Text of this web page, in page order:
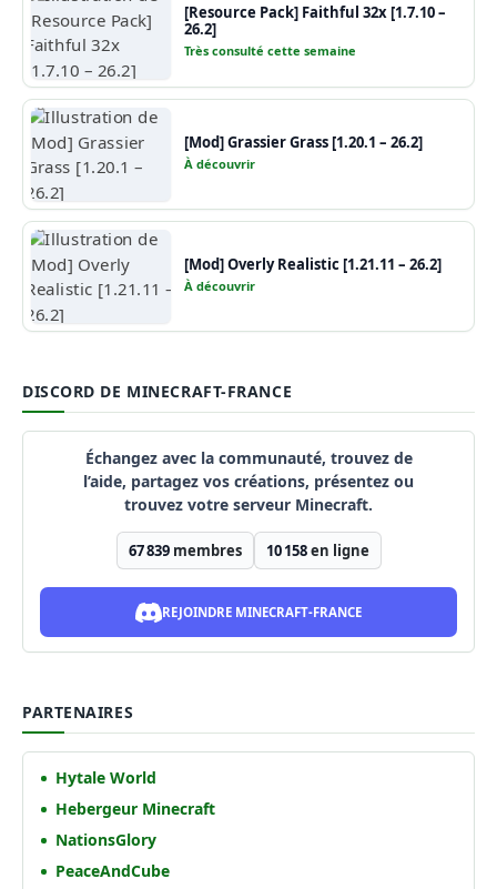
[Resource Pack] Faithful 32x [1.7.10 –
26.2]
Très consulté cette semaine
[Mod] Grassier Grass [1.20.1 – 26.2]
À découvrir
[Mod] Overly Realistic [1.21.11 – 26.2]
À découvrir
DISCORD DE MINECRAFT-FRANCE
Échangez avec la communauté, trouvez de
l’aide, partagez vos créations, présentez ou
trouvez votre serveur Minecraft.
67 839membres 10 158en ligne
REJOINDRE MINECRAFT-FRANCE
PARTENAIRES
Hytale World
Hebergeur Minecraft
NationsGlory
PeaceAndCube